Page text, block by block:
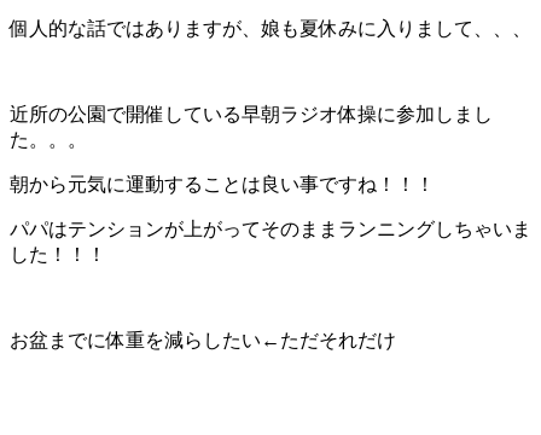
個人的な話ではありますが、娘も夏休みに入りまして、、、
近所の公園で開催している早朝ラジオ体操に参加しまし
た。。。
朝から元気に運動することは良い事ですね！！！
パパはテンションが上がってそのままランニングしちゃいま
した！！！
お盆までに体重を減らしたい←ただそれだけ